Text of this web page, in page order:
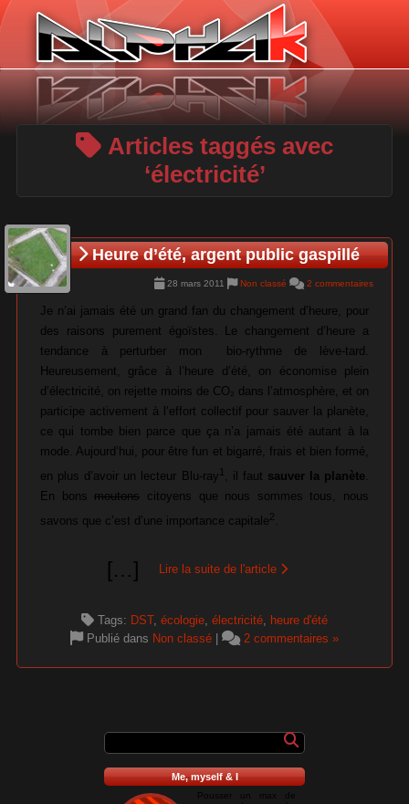
Articles taggés avec
‘électricité’
Heure d’été, argent public gaspillé
28 mars 2011 Non classé 2 commentaires
Je n’ai jamais été un grand fan du changement d’heure, pour
des raisons purement égoïstes. Le changement d’heure a
tendance à perturber mon bio-rythme de lève-tard.
Heureusement, grâce à l’heure d’été, on économise plein
d’électricité, on rejette moins de CO₂ dans l’atmosphère, et on
participe activement à l’effort collectif pour sauver la planète,
ce qui tombe bien parce que ça n’a jamais été autant à la
mode. Aujourd’hui, pour être fun et bigarré, frais et bien formé,
en plus d’avoir un lecteur Blu-ray 1 , il faut sauver la planète.
En bonsmoutons citoyens que nous sommes tous, nous
savons que c’est d’une importance capitale2.
[…] Lire la suite de l'article
Tags: DST, écologie électricité heure d'été
Publié dans Non classé | 2 commentaires »
Me, myself & I
Pousser un max de
Panneau de gestion des cookies